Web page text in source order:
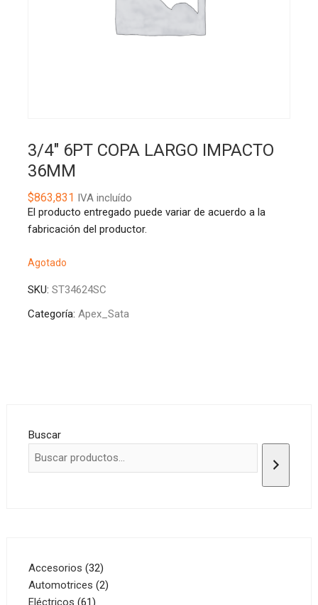
3/4″ 6PT COPA LARGO IMPACTO
36MM
$863,831 IVA incluído
El producto entregado puede variar de acuerdo a la
fabricación del productor.
Agotado
SKU: ST34624SC
Categoría: Apex_Sata
Buscar
Accesorios 3232
productos
Automotrices 22
Eléctricos 6161